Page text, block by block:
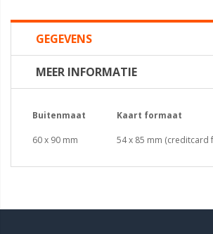
GEGEVENS
MEER INFORMATIE
Buitenmaat Kaart formaat
60 x 90 mm 54 x 85 mm (creditcard